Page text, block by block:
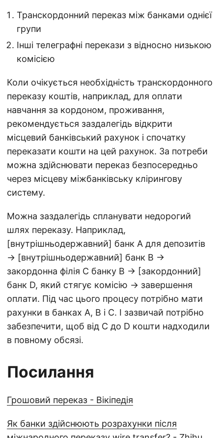
Транскордонний переказ між банками однієї
групи
Інші телеграфні перекази з відносно низькою
комісією
Коли очікується необхідність транскордонного
переказу коштів, наприклад, для оплати
навчання за кордоном, проживання,
рекомендується заздалегідь відкрити
місцевий банківський рахунок і спочатку
переказати кошти на цей рахунок. За потреби
можна здійснювати переказ безпосередньо
через місцеву міжбанківську клірингову
систему.
Можна заздалегідь спланувати недорогий
шлях переказу. Наприклад,
[внутрішньодержавний] банк А для депозитів
→ [внутрішньодержавний] банк B →
закордонна філія C банку B → [закордонний]
банк D, який стягує комісію → завершення
оплати. Під час цього процесу потрібно мати
рахунки в банках A, B і C. І зазвичай потрібно
забезпечити, щоб від C до D кошти надходили
в повному обсязі.
Посилання
Грошовий переказ - Вікіпедія
Як банки здійснюють розрахунки після